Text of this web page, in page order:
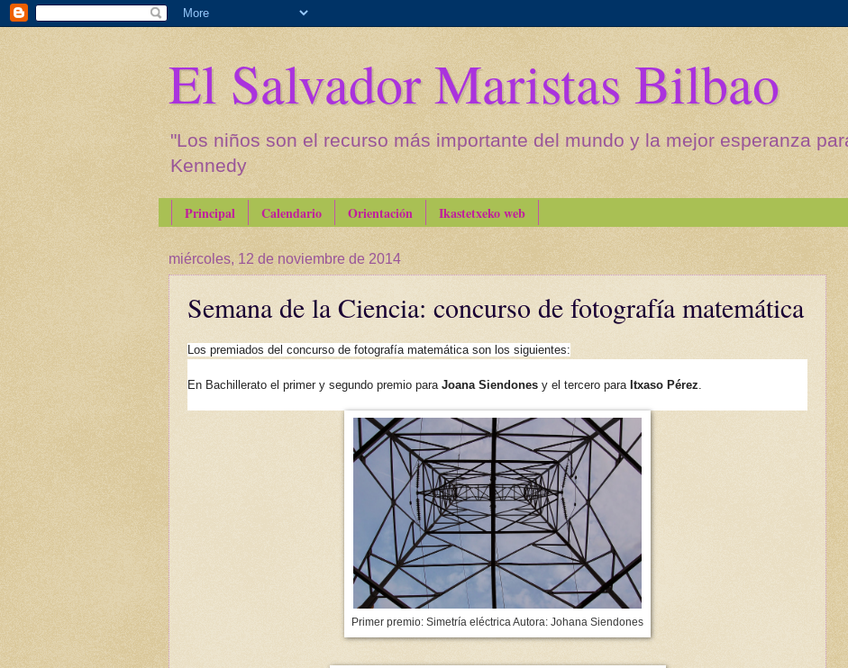
El Salvador Maristas Bilbao
"Los niños son el recurso más importante del mundo y la mejor esperanza
Kennedy
Principal Calendario Orientación Ikastetxeko web
miércoles, 12 de noviembre de 2014
Semana de la Ciencia: concurso de fotografía matemática
Los premiados del concurso de fotografía matemática son los siguientes:
En Bachillerato el primer y segundo premio para Joana Siendones y el tercero para Itxaso Pérez.
Primer premio: Simetría eléctrica Autora: Johana Siendones